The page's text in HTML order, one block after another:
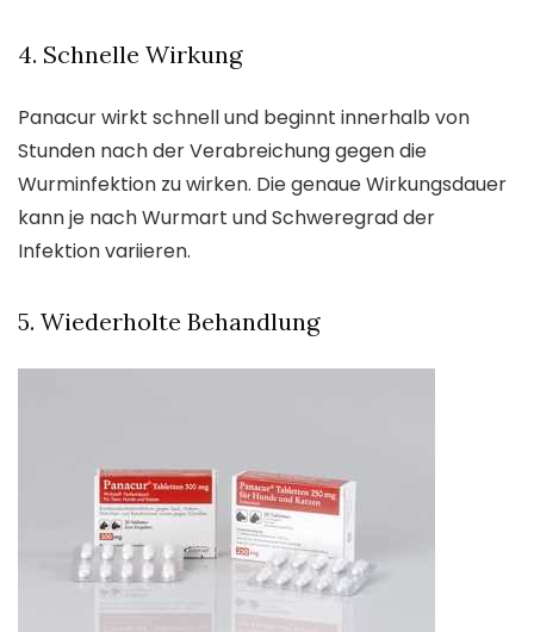
4. Schnelle Wirkung
Panacur wirkt schnell und beginnt innerhalb von
Stunden nach der Verabreichung gegen die
Wurminfektion zu wirken. Die genaue Wirkungsdauer
kann je nach Wurmart und Schweregrad der
Infektion variieren.
5. Wiederholte Behandlung